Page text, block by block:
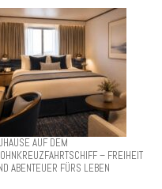
AUF DEM
– FREIHEIT
ABENTEUER FÜRS LEBEN